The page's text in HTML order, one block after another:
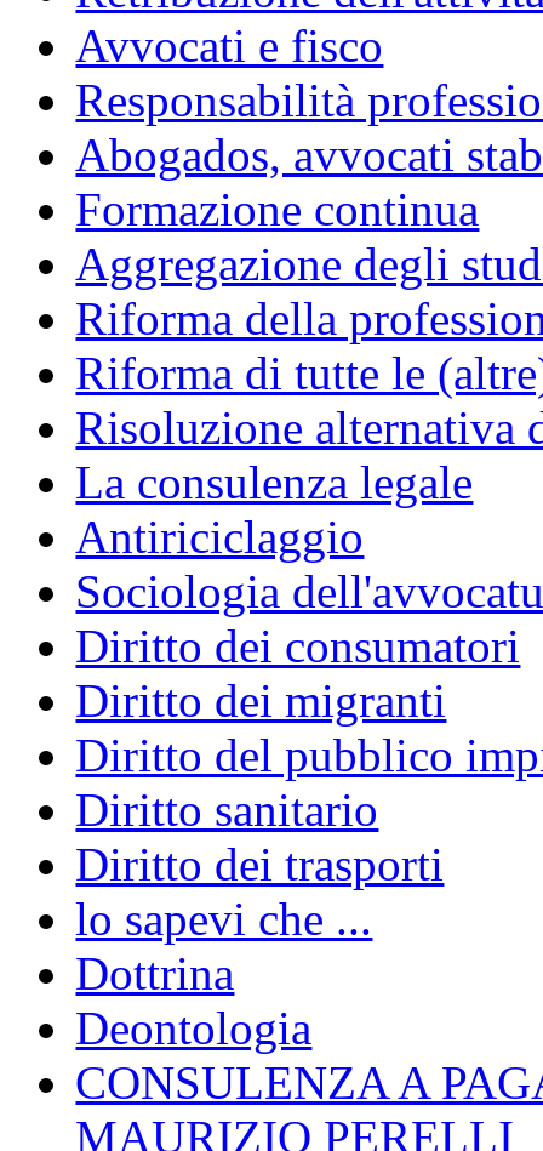
Avvocati e fisco
Responsabilità
Abogados, avvocati
Formazione continua
Aggregazione degli
Riforma della
Riforma di tutte le
Risoluzione alternativa
La consulenza legale
Antiriciclaggio
Sociologia
Diritto dei consumatori
Diritto dei migranti
Diritto del pubblico
Diritto sanitario
Diritto dei trasporti
lo sapevi che ...
Dottrina
Deontologia
CONSULENZA A
MAURIZIO PERELLI